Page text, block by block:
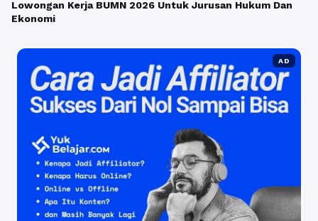
Lowongan Kerja BUMN 2026 Untuk Jurusan Hukum Dan
Ekonomi
AD